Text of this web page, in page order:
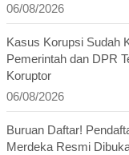
06/08/2026
Kasus Korupsi Sudah
Pemerintah dan DPR
Koruptor
06/08/2026
Buruan Daftar!
Merdeka Resmi